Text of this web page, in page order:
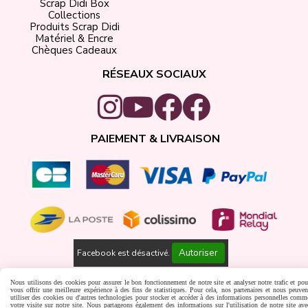
Scrap Didi Box
Collections
Produits Scrap Didi
Matériel & Encre
Chèques Cadeaux
RÉSEAUX SOCIAUX
PAIEMENT & LIVRAISON
Facebook est désactivé.
Autoriser
Nous utilisons des cookies pour assurer le bon fonctionnement de notre site et analyser notre trafic et
vous offrir une meilleure expérience à des fins de statistiques. Pour cela, nos partenaires et nous
utiliser des cookies ou d'autres technologies pour stocker et accéder à des informations personnelles
votre visite sur notre site. Nous partageons également des informations sur l'utilisation de notre site